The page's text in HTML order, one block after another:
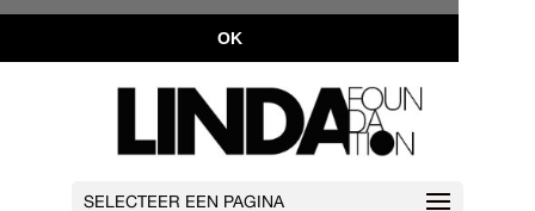
OK
SELECTEER EEN PAGINA